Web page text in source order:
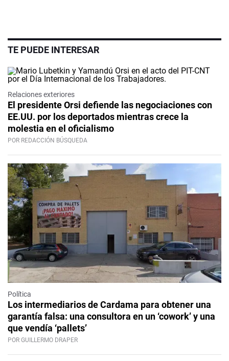
TE PUEDE INTERESAR
Relaciones exteriores
El presidente Orsi defiende las negociaciones con
EE.UU. por los deportados mientras crece la
molestia en el oficialismo
POR REDACCIÓN BÚSQUEDA
Política
Los intermediarios de Cardama para obtener una
garantía falsa: una consultora en un ‘cowork’ y una
que vendía ‘pallets’
POR GUILLERMO DRAPER